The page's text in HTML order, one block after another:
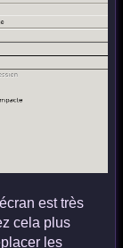
est très
cela plus
les